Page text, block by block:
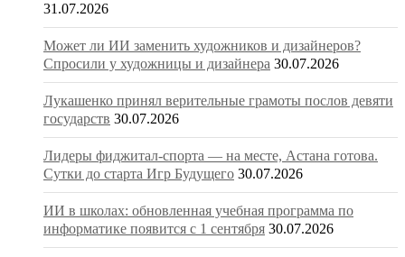
31.07.2026
Может ли ИИ заменить художников и дизайнеров?
Спросили у художницы и дизайнера 30.07.2026
Лукашенко принял верительные грамоты послов девяти
государств 30.07.2026
Лидеры фиджитал-спорта — на месте, Астана готова.
Сутки до старта Игр Будущего 30.07.2026
ИИ в школах: обновленная учебная программа по
информатике появится с 1 сентября 30.07.2026